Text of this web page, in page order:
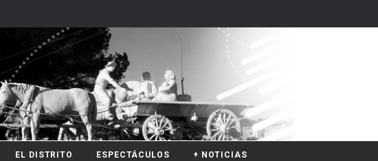
EL DISTRITO ESPECTÁCULOS + NOTICIAS